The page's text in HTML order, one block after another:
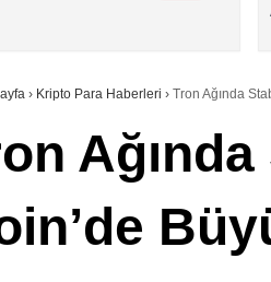
› Kripto Para Haberleri › Tron Ağında